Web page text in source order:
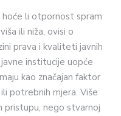
hoće li otpornost spram
ili niža, ovisi o
prava i kvaliteti javnih
institucije uopće
kao zna­čajan faktor
potrebnih mjera. Više
pri­stupu, nego stvarnoj